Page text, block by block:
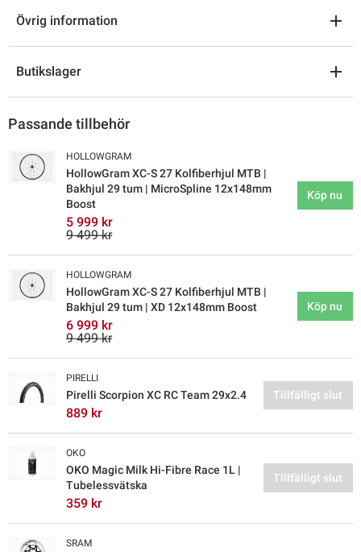
Övrig information
Butikslager
Passande tillbehör
HOLLOWGRAM
HollowGram XC-S 27 Kolfiberhjul MTB |
Bakhjul 29 tum | MicroSpline 12x148mm
Boost
5 999 kr
9 499 kr
Köp nu
HOLLOWGRAM
HollowGram XC-S 27 Kolfiberhjul MTB |
Bakhjul 29 tum | XD 12x148mm Boost
6 999 kr
9 499 kr
Köp nu
PIRELLI
Pirelli Scorpion XC RC Team 29x2.4
889 kr
Tillfälligt slut
OKO
OKO Magic Milk Hi-Fibre Race 1L |
Tubelessvätska
359 kr
Tillfälligt slut
SRAM